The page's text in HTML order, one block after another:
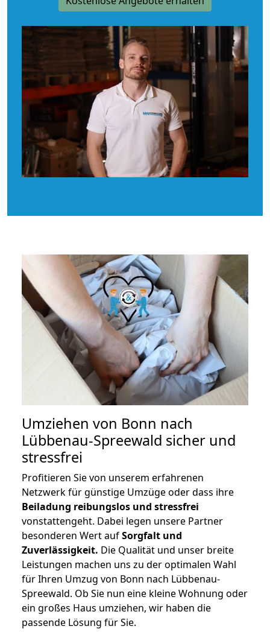
Umziehen von Bonn nach
Lübbenau-Spreewald sicher und
stressfrei
Profitieren Sie von unserem erfahrenen
Netzwerk für günstige Umzüge oder dass ihre
Beiladung reibungslos und stressfrei
vonstattengeht. Dabei legen unsere Partner
besonderen Wert aufSorgfalt und
Zuverlässigkeit. Die Qualität und unser breite
Leistungen machen uns zu der optimalen Wahl
für Ihren Umzug von Bonn nach Lübbenau-
Spreewald. Ob Sie nun eine kleine Wohnung oder
ein großes Haus umziehen, wir haben die
passende Lösung für Sie.